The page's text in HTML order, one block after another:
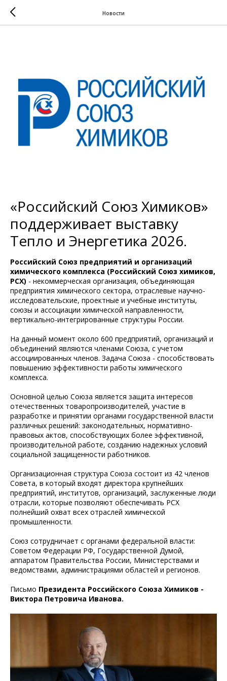
Новости
«Российский Союз Химиков»
поддерживает выставку
Тепло и Энергетика 2026.
Российский Союз предприятий и организаций
химического комплекса (Российский Союз химиков,
РСХ) - некоммерческая организация, объединяющая
предприятия химического сектора, отраслевые научно-
исследовательские, проектные и учебные институты,
союзы и ассоциации химической направленности,
вертикально-интегрированные структуры России.
На данный момент около 600 предприятий, организаций и
объединений являются членами Союза, с учетом
ассоциированных членов. Задача Союза - способствовать
повышению эффективности работы химического
комплекса.
Основной целью Союза является защита интересов
отечественных товаропроизводителей, участие в
разработке и принятии органами государственной власти
различных решений: законодательных, нормативно-
правовых актов, способствующих более эффективной,
производительной работе, созданию надежных условий
социальной защищенности работников.
Организационная структура Союза состоит из 42 членов
Совета, в который входят директора крупнейших
предприятий, институтов, организаций, заслуженные люди
отрасли, которые позволяют обеспечивать РСХ
полнейший охват всех отраслей химической
промышленности.
Союз сотрудничает с органами федеральной власти:
Советом Федерации РФ, Государственной Думой,
аппаратом Правительства России, Министерствами и
ведомствами, администрациями областей и регионов.
Письмо Президента Российского Союза Химиков -
Виктора Петровича Иванова.